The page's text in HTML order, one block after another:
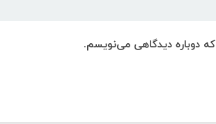
دوباره دیدگاهی می‌نویسم.